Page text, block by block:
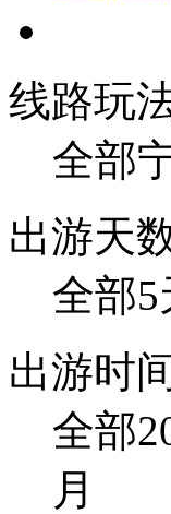
线路玩
全部
出游天
全部5
出游时
全部
月